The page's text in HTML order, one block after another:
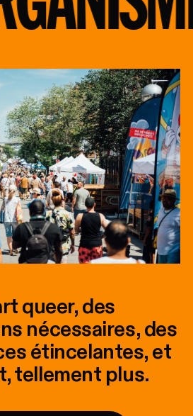
queer, des
nécessaires, des
étincelantes, et
tellement plus.